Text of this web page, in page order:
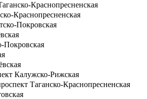
Краснопресненская
Краснопресненская
Покровская
Покровская
Калужско-Рижская
Таганско-Краснопресненская